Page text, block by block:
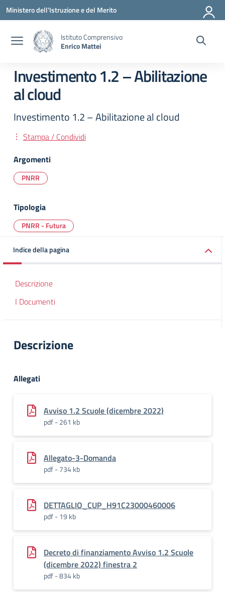
Vai ai contenuti
Vai al menu di navigazione
Vai al footer
Ministero dell'Istruzione e del Merito
Istituto Comprensivo
Enrico Mattei
Investimento 1.2 – Abilitazione
al cloud
Investimento 1.2 – Abilitazione al cloud
Stampa / Condividi
Argomenti
PNRR
Tipologia
PNRR - Futura
Indice della pagina
Descrizione
I Documenti
Descrizione
Allegati
Avviso 1.2 Scuole (dicembre 2022)
pdf - 261 kb
Allegato-3-Domanda
pdf - 734 kb
DETTAGLIO_CUP_H91C23000460006
pdf - 19 kb
Decreto di finanziamento Avviso 1.2 Scuole
(dicembre 2022) finestra 2
pdf - 834 kb